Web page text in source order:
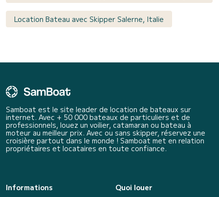
Location Bateau avec Skipper Salerne, Italie
Samboat est le site leader de location de bateaux sur
internet. Avec + 50 000 bateaux de particuliers et de
professionnels, louez un voilier, catamaran ou bateau à
moteur au meilleur prix. Avec ou sans skipper, réservez une
croisière partout dans le monde ! Samboat met en relation
propriétaires et locataires en toute confiance.
Informations
Quoi louer